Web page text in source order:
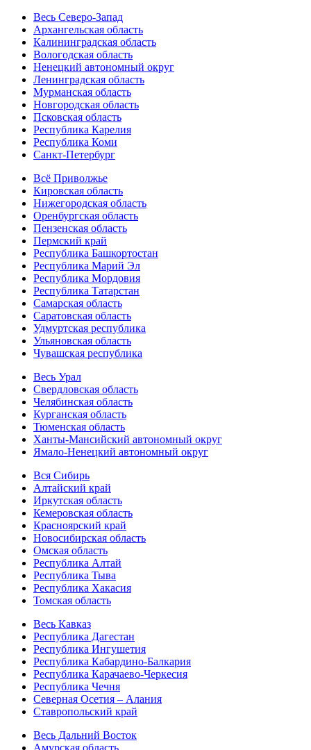
Весь Северо-Запад
Архангельская область
Калининградская область
Вологодская область
Ненецкий автономный округ
Ленинградская область
Мурманская область
Новгородская область
Псковская область
Республика Карелия
Республика Коми
Санкт-Петербург
Всё Приволжье
Кировская область
Нижегородская область
Оренбургская область
Пензенская область
Пермский край
Республика Башкортостан
Республика Марий Эл
Республика Мордовия
Республика Татарстан
Самарская область
Саратовская область
Удмуртская республика
Ульяновская область
Чувашская республика
Весь Урал
Свердловская область
Челябинская область
Курганская область
Тюменская область
Ханты-Мансийский автономный округ
Ямало-Ненецкий автономный округ
Вся Сибирь
Алтайский край
Иркутская область
Кемеровская область
Красноярский край
Новосибирская область
Омская область
Республика Алтай
Республика Тыва
Республика Хакасия
Томская область
Весь Кавказ
Республика Дагестан
Республика Ингушетия
Республика Кабардино-Балкария
Республика Карачаево-Черкесия
Республика Чечня
Северная Осетия – Алания
Ставропольский край
Весь Дальний Восток
Амурская область